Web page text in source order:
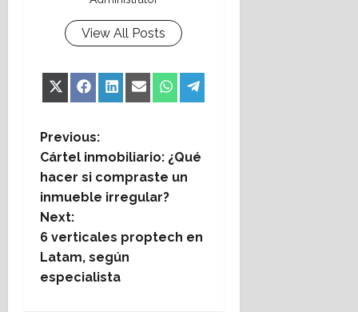
View All Posts
Share
X
Share
Facebook
Share
LinkedIn
Share
EmailShare
WhatsApp
Share
Telegram
P
o
s
t
n
Previous:
Cártel inmobiliario: ¿Qué
hacer si compraste un
inmueble irregular?
Next:
6 verticales proptech en
Latam, según
especialista